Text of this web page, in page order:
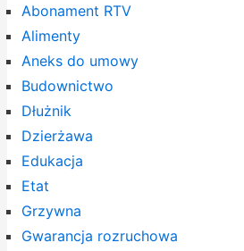
Abonament RTV
Alimenty
Aneks do umowy
Budownictwo
Dłużnik
Dzierżawa
Edukacja
Etat
Grzywna
Gwarancja rozruchowa